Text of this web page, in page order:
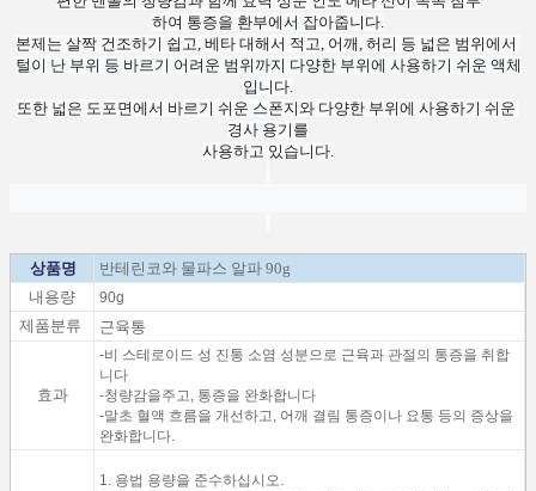
하여 통증을 환부에서 잡아줍니다.
본제는 살짝 건조하기 쉽고, 베타 대해서 적고, 어깨, 허리 등 넓은 범위에서
털이 난 부위 등 바르기 어려운 범위까지 다양한 부위에 사용하기 쉬운 액체
입니다.
또한 넓은 도포면에서 바르기 쉬운 스폰지와 다양한 부위에 사용하기 쉬운
경사 용기를
사용하고 있습니다.
상품명
반테린코와 물파스 알파 90g
내용량
90g
제품분류 근육통
효과
-비 스테로이드 성 진통 소염 성분으로 근육과 관절의 통증을 취합
니다
-청량감을주고, 통증을 완화합니다
-말초 혈액 흐름을 개선하고, 어깨 결림 통증이나 요통 등의 증상을
완화합니다.
1. 용법 용량을 준수하십시오.